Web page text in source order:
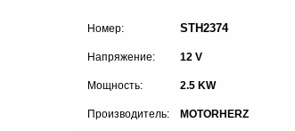
Номер: STH2374
Напряжение: 12 V
Мощность: 2.5 KW
Производитель: MOTORHERZ